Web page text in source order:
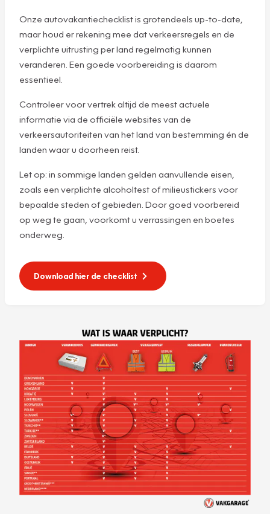
Onze autovakantiechecklist is grotendeels up-to-date,
maar houd er rekening mee dat verkeersregels en de
verplichte uitrusting per land regelmatig kunnen
veranderen. Een goede voorbereiding is daarom
essentieel.
Controleer voor vertrek altijd de meest actuele
informatie via de officiële websites van de
verkeersautoriteiten van het land van bestemming én de
landen waar u doorheen reist.
Let op: in sommige landen gelden aanvullende eisen,
zoals een verplichte alcoholtest of milieustickers voor
bepaalde steden of gebieden. Door goed voorbereid
op weg te gaan, voorkomt u verrassingen en boetes
onderweg.
Download hier de checklist